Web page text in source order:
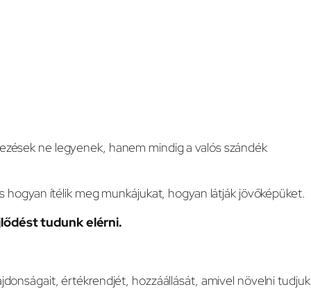
ne legyenek, hanem mindig a valós szándék
ítélik meg munkájukat, hogyan látják jövőképüket.
tudunk elérni.
értékrendjét, hozzáállását, amivel növelni